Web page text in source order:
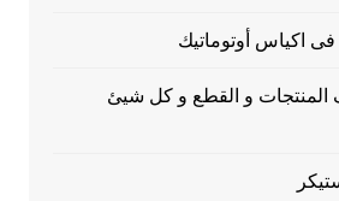
فى اكياس أوتوماتيك
المنتجات و القطع و كل شيئ